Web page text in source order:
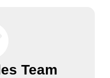
Team